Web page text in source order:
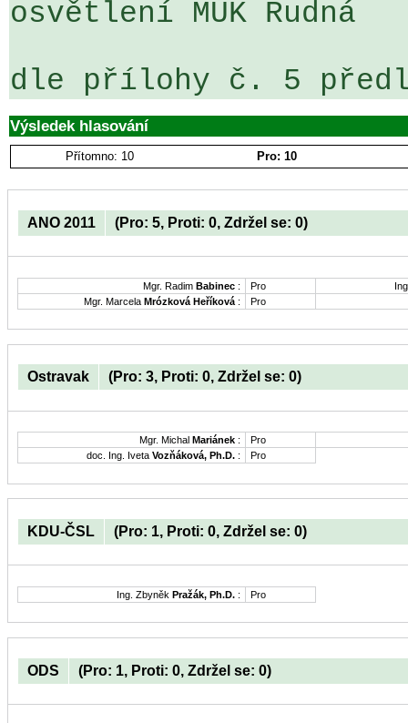
osvětlení MÚK Rudná
Výsledek hlasování
Přítomno: 10 Pro: 10
ANO 2011 (Pro: 5, Proti: 0, Zdržel se: 0)
Mgr. Radim Babinec : Pro
Mgr. Marcela Mrózková Heříková : Pro
Ostravak (Pro: 3, Proti: 0, Zdržel se: 0)
Mgr. Michal Mariánek :
Pro
doc. Ing. Iveta Vozňáková, Ph.D. : Pro
KDU-ČSL (Pro: 1, Proti: 0, Zdržel se: 0)
Ing. Zbyněk Pražák, Ph.D. : Pro
ODS (Pro: 1, Proti: 0, Zdržel se: 0)